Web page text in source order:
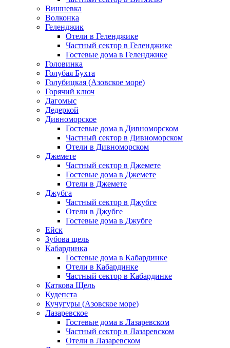
Вишневка
Волконка
Геленджик
Отели в Геленджике
Частный сектор в Геленджике
Гостевые дома в Геленджике
Головинка
Голубая Бухта
Голубицкая (Азовское море)
Горячий ключ
Дагомыс
Дедеркой
Дивноморское
Гостевые дома в Дивноморском
Частный сектор в Дивноморском
Отели в Дивноморском
Джемете
Частный сектор в Джемете
Гостевые дома в Джемете
Отели в Джемете
Джубга
Частный сектор в Джубге
Отели в Джубге
Гостевые дома в Джубге
Ейск
Зубова щель
Кабардинка
Гостевые дома в Кабардинке
Отели в Кабардинке
Частный сектор в Кабардинке
Каткова Щель
Кудепста
Кучугуры (Азовское море)
Лазаревское
Гостевые дома в Лазаревском
Частный сектор в Лазаревском
Отели в Лазаревском